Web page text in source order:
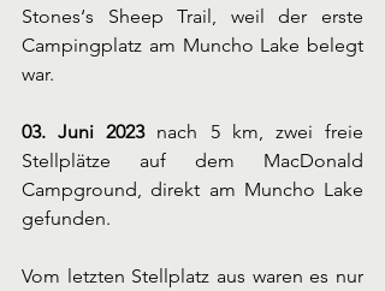
Stones‘s Sheep Trail, weil der erste
Campingplatz am Muncho Lake belegt
war.
03. Juni 2023 nach 5 km, zwei freie
Stellplätze auf dem MacDonald
Campground, direkt am Muncho Lake
gefunden.
Vom letzten Stellplatz aus waren es nur